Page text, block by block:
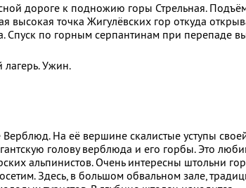
дороге к подножию горы Стрельная.
высокая точка Жигулёвских гор откуда
Спуск по горным серпантинам при перепаде
Ужин.
Верблюд. На её вершине скалистые уступы
голову верблюда и его горбы. Это
альпинистов. Очень интересны штольни
Здесь, в большом обвальном зале,